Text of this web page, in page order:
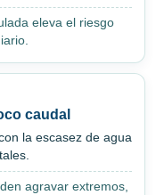
eleva el riesgo
caudal
la escasez de agua
agravar extremos,